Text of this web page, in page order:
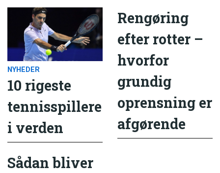
NYHEDER
10 rigeste
tennisspillere
i verden
Rengøring
efter rotter –
hvorfor
grundig
oprensning er
afgørende
Sådan bliver